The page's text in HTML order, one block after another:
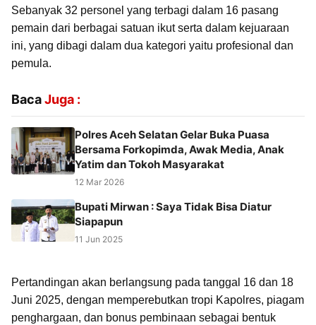
Sebanyak 32 personel yang terbagi dalam 16 pasang
pemain dari berbagai satuan ikut serta dalam kejuaraan
ini, yang dibagi dalam dua kategori yaitu profesional dan
pemula.
BacaJuga :
Polres Aceh Selatan Gelar Buka Puasa
Bersama Forkopimda, Awak Media, Anak
Yatim dan Tokoh Masyarakat
12 Mar 2026
Bupati Mirwan : Saya Tidak Bisa Diatur
Siapapun
11 Jun 2025
Pertandingan akan berlangsung pada tanggal 16 dan 18
Juni 2025, dengan memperebutkan tropi Kapolres, piagam
penghargaan, dan bonus pembinaan sebagai bentuk